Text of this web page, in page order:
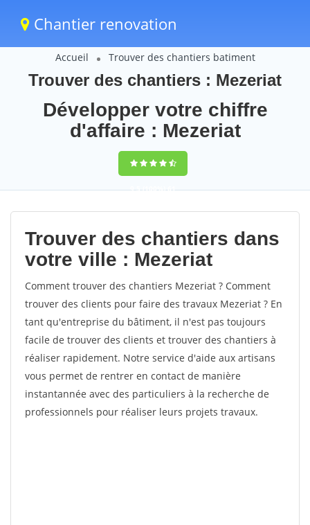
Chantier renovation
Accueil Trouver des chantiers batiment
Trouver des chantiers : Mezeriat
Développer votre chiffre
d'affaire : Mezeriat
9,5(100%)61
votes
Trouver des chantiers dans
votre ville : Mezeriat
Comment trouver des chantiers Mezeriat ? Comment
trouver des clients pour faire des travaux Mezeriat ? En
tant qu'entreprise du bâtiment, il n'est pas toujours
facile de trouver des clients et trouver des chantiers à
réaliser rapidement. Notre service d'aide aux artisans
vous permet de rentrer en contact de manière
instantannée avec des particuliers à la recherche de
professionnels pour réaliser leurs projets travaux.